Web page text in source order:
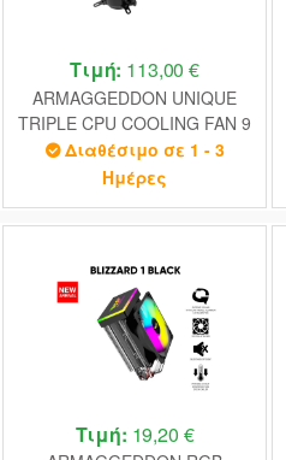
Τιμή: 113,00 €
ARMAGGEDDON UNIQUE
TRIPLE CPU COOLING FAN 9
BLADE DEEP FREEZE ADV
A360 ARGB BLACK
Διαθέσιμο σε 1 - 3
Ημέρες
Τιμή: 19,20 €